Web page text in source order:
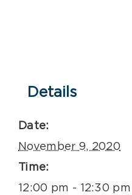
Details
Date:
November 9, 2020
Time:
12:00 pm - 12:30 pm